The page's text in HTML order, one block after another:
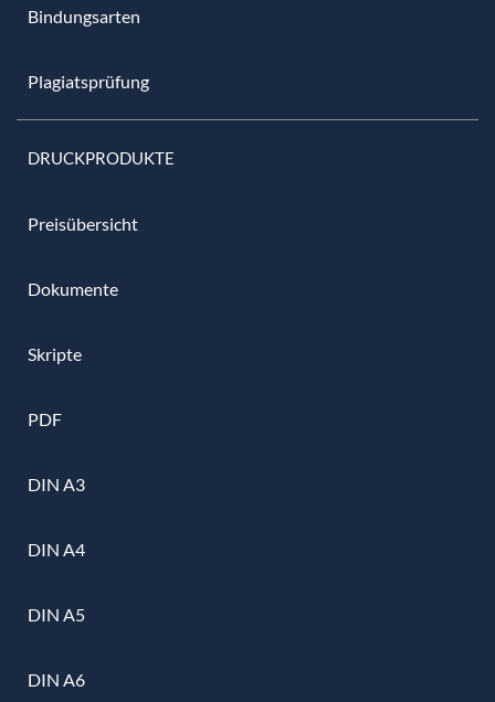
Bindungsarten
Plagiatsprüfung
DRUCKPRODUKTE
Preisübersicht
Dokumente
Skripte
PDF
DIN A3
DIN A4
DIN A5
DIN A6